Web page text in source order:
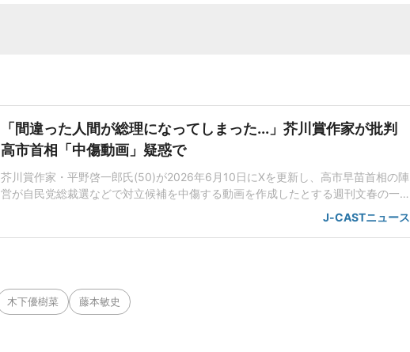
「間違った人間が総理になってしまった...」芥川賞作家が批判
高市首相「中傷動画」疑惑で
芥川賞作家・平野啓一郎氏(50)が2026年6月10日にXを更新し、高市早苗首相の陣
営が自民党総裁選などで対立候補を中傷する動画を作成したとする週刊文春の一
連の報道を巡り、自身の見解を示した。この投稿がSNS上で大きな注目を集めて
いる。平野氏「元の世界に戻るべき」週刊文春は4月29日付の記事で、25年秋の
J-CASTニュース
木下優樹菜 藤本敏史